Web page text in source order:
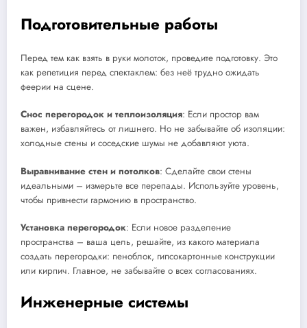
Подготовительные работы
Перед тем как взять в руки молоток, проведите подготовку. Это
как репетиция перед спектаклем: без неё трудно ожидать
феерии на сцене.
Снос перегородок и теплоизоляция: Если простор вам
важен, избавляйтесь от лишнего. Но не забывайте об изоляции:
холодные стены и соседские шумы не добавляют уюта.
Выравнивание стен и потолков: Сделайте свои стены
идеальными – измерьте все перепады. Используйте уровень,
чтобы привнести гармонию в пространство.
Установка перегородок: Если новое разделение
пространства – ваша цель, решайте, из какого материала
создать перегородки: пеноблок, гипсокартонные конструкции
или кирпич. Главное, не забывайте о всех согласованиях.
Инженерные системы